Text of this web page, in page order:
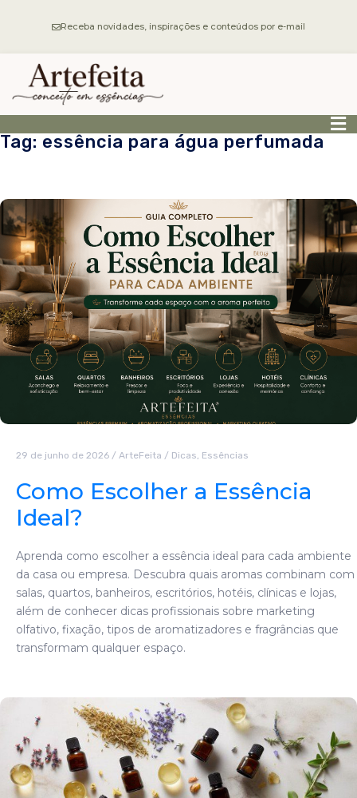
Receba novidades, inspirações e conteúdos por e-mail
Tag: essência para água perfumada
29 de junho de 2026 / ArteFeita / Dicas, Essências
Como Escolher a Essência
Ideal?
Aprenda como escolher a essência ideal para cada ambiente
da casa ou empresa. Descubra quais aromas combinam com
salas, quartos, banheiros, escritórios, hotéis, clínicas e lojas,
além de conhecer dicas profissionais sobre marketing
olfativo, fixação, tipos de aromatizadores e fragrâncias que
transformam qualquer espaço.